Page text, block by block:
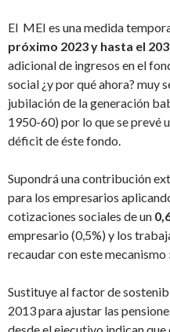
El MEI es una medida
próximo 2023 y hasta el
adicional de ingresos en el
social ¿y por qué ahora? muy
jubilación de la generación
1950-60) por lo que se prevé
déficit de éste fondo.
Supondrá una contribución
para los empresarios
cotizaciones sociales de un
empresario (0,5%) y los
recaudar con este mecanismo
Sustituye al factor de
2013 para ajustar las